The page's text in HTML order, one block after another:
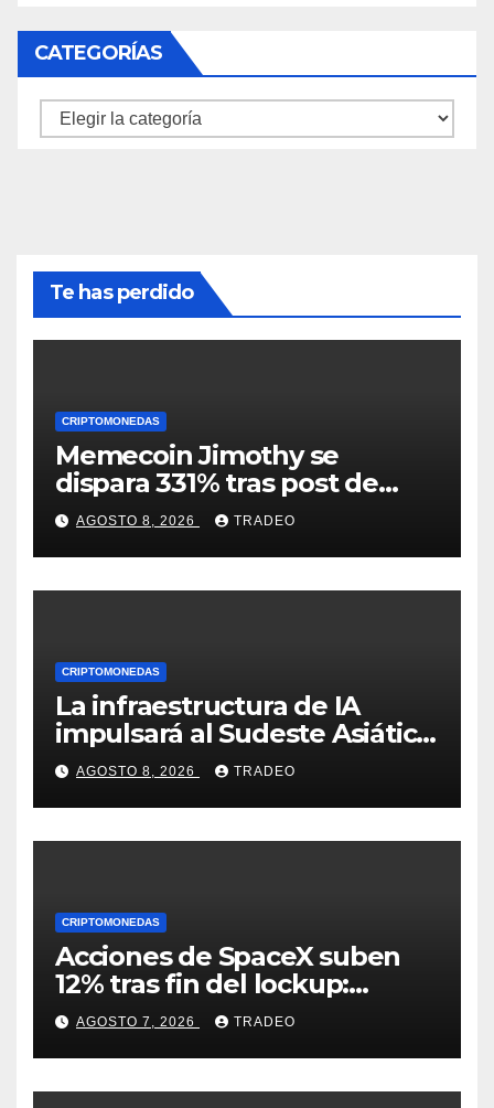
CATEGORÍAS
Categorías
Te has perdido
CRIPTOMONEDAS
Memecoin Jimothy se
dispara 331% tras post de
Elon Musk sobre un
mapache
AGOSTO 8, 2026 TRADEO
CRIPTOMONEDAS
La infraestructura de IA
impulsará al Sudeste Asiático,
destaca United Overseas
Bank
AGOSTO 8, 2026 TRADEO
CRIPTOMONEDAS
Acciones de SpaceX suben
12% tras fin del lockup:
¿Hasta dónde podrían llegar
en agosto?
AGOSTO 7, 2026 TRADEO